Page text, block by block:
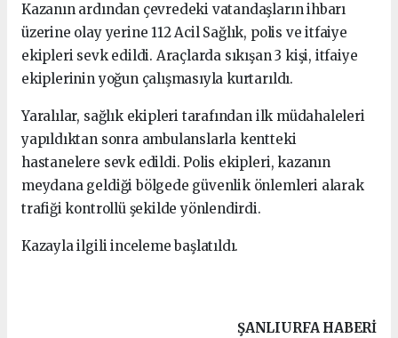
Kazanın ardından çevredeki vatandaşların ihbarı
üzerine olay yerine 112 Acil Sağlık, polis ve itfaiye
ekipleri sevk edildi. Araçlarda sıkışan 3 kişi, itfaiye
ekiplerinin yoğun çalışmasıyla kurtarıldı.
Yaralılar, sağlık ekipleri tarafından ilk müdahaleleri
yapıldıktan sonra ambulanslarla kentteki
hastanelere sevk edildi. Polis ekipleri, kazanın
meydana geldiği bölgede güvenlik önlemleri alarak
trafiği kontrollü şekilde yönlendirdi.
Kazayla ilgili inceleme başlatıldı.
ŞANLIURFA HABERİ